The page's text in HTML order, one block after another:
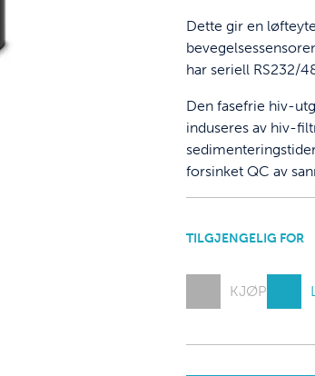
Dette gir en
har seriell RS232/
Den fasefrie hiv-
induseres av hiv-
forsinket QC av
TILGJENGELIG FOR
KJØP